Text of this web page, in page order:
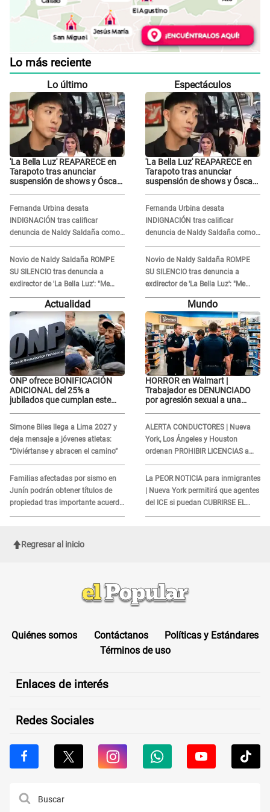
Lo más reciente
Lo último
'La Bella Luz' REAPARECE en
Tarapoto tras anunciar
suspensión de shows y Óscar
Fernanda Urbina desata
INDIGNACIÓN tras calificar
denuncia de Naldy Saldaña como
'acto bochornoso': "No es justo
atacar a otra mujer"
Novio de Naldy Saldaña ROMPE
SU SILENCIO tras denuncia a
exdirector de 'La Bella Luz': "Me
basta con que ella esté bien"
Espectáculos
'La Bella Luz' REAPARECE en
Tarapoto tras anunciar
suspensión de shows y Óscar
Fernanda Urbina desata
INDIGNACIÓN tras calificar
denuncia de Naldy Saldaña como
'acto bochornoso': "No es justo
atacar a otra mujer"
Novio de Naldy Saldaña ROMPE
SU SILENCIO tras denuncia a
exdirector de 'La Bella Luz': "Me
basta con que ella esté bien"
Actualidad
ONP ofrece BONIFICACIÓN
ADICIONAL del 25% a
jubilados que cumplan este
Simone Biles llega a Lima 2027 y
deja mensaje a jóvenes atletas:
“Diviértanse y abracen el camino”
Familias afectadas por sismo en
Junín podrán obtener títulos de
propiedad tras importante acuerdo
de Cofopri
Mundo
HORROR en Walmart |
Trabajador es DENUNCIADO
por agresión sexual a una
ALERTA CONDUCTORES | Nueva
York, Los Ángeles y Houston
ordenan PROHIBIR LICENCIAS a
quienes no presenten ESTE
DOCUMENTO
La PEOR NOTICIA para inmigrantes
| Nueva York permitirá que agentes
del ICE si puedan CUBRIRSE EL
ROSTRO
Regresar al inicio
Quiénes somos Contáctanos
Políticas y Estándares
Términos de uso
Enlaces de interés
Redes Sociales